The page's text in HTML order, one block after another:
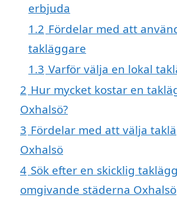
erbjuda
1.2 Fördelar med att
takläggare
1.3 Varför välja en lokal
2 Hur mycket kostar en
Oxhalsö?
3 Fördelar med att välja
Oxhalsö
4 Sök efter en skicklig
omgivande städerna Oxhalsö